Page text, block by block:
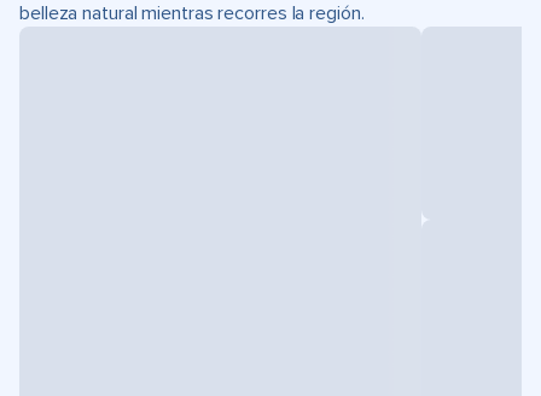
belleza natural mientras recorres la región.